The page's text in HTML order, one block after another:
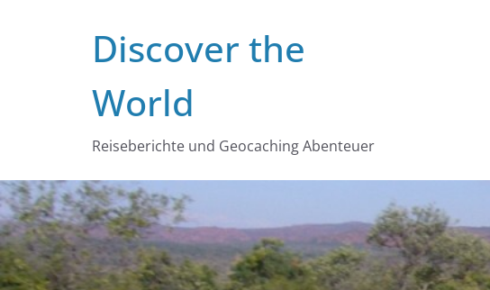
Discover the
World
Reiseberichte und Geocaching Abenteuer